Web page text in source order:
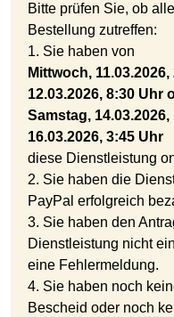
Bitte prüfen Sie, ob
Bestellung zutreffen:
1. Sie haben von
Mittwoch,
12.03.2026, 8:30 Uhr
Samstag,
16.03.2026, 3:45 Uhr
diese Dienstleistung
2. Sie haben die
PayPal erfolgreich
3. Sie haben den
Dienstleistung nicht
eine Fehlermeldung.
4. Sie haben noch
Bescheid oder noch